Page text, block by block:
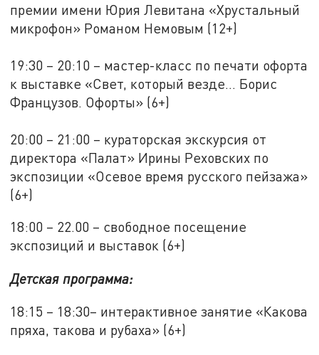
премии имени Юрия Левитана «Хрустальный
микрофон» Романом Немовым (12+)
19:30 – 20:10 – мастер-класс по печати офорта
к выставке «Свет, который везде... Борис
Французов. Офорты» (6+)
20:00 – 21:00 – кураторская экскурсия от
директора «Палат» Ирины Реховских по
экспозиции «Осевое время русского пейзажа»
(6+)
18:00 – 22.00 – свободное посещение
экспозиций и выставок (6+)
Детская программа:
18:15 – 18:30– интерактивное занятие «Какова
пряха, такова и рубаха» (6+)